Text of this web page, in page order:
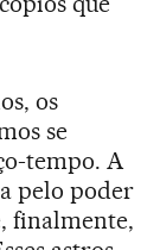
os
se
tempo. A
pelo poder
finalmente,